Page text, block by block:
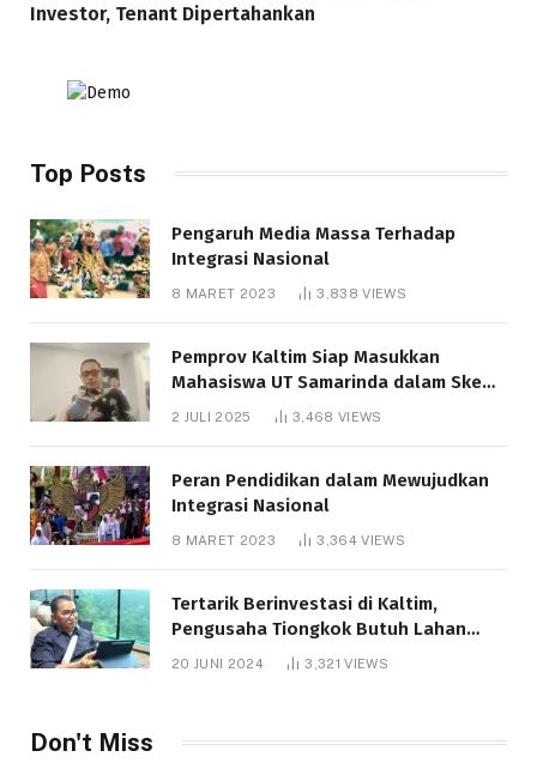
Investor, Tenant Dipertahankan
Top Posts
Pengaruh Media Massa Terhadap
Integrasi Nasional
8 MARET 2023 3,838VIEWS
Pemprov Kaltim Siap Masukkan
Mahasiswa UT Samarinda dalam Skema
Bantuan Pendidikan Gratispol
2 JULI 2025 3,468 VIEWS
Peran Pendidikan dalam Mewujudkan
Integrasi Nasional
8 MARET 2023 3,364VIEWS
Tertarik Berinvestasi di Kaltim,
Pengusaha Tiongkok Butuh Lahan
1.000 Hektare
20 JUNI 2024 3,321VIEWS
Don't Miss